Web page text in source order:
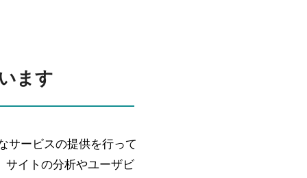
ます
サービスの提供を行って
サイトの分析やユーザビ